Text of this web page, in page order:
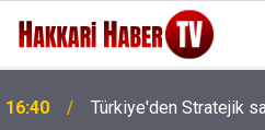
16:40 Türkiye'den Stratejik